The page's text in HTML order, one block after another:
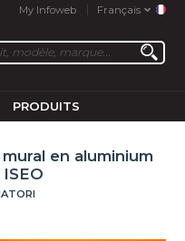
My Infoweb Français
PRODUITS
en aluminium